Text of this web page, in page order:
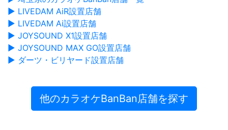
▶ LIVEDAM AiR設置店舗
▶ LIVEDAM Ai設置店舗
▶ JOYSOUND X1設置店舗
▶ JOYSOUND MAX GO設置店舗
▶ ダーツ・ビリヤード設置店舗
他のカラオケBanBan店舗を探す